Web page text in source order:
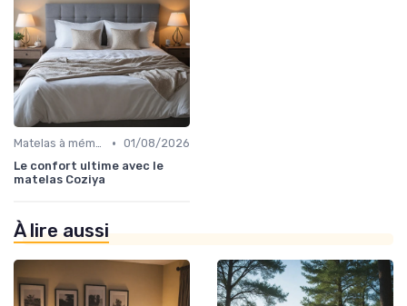
Matelas à mémoire de forme • 01/08/2026
Le confort ultime avec le
matelas Coziya
À lire aussi